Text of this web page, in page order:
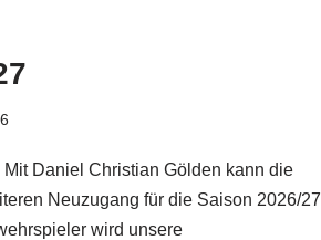
Daniel Christian Gölden kann die
Neuzugang für die Saison 2026/27
wird unsere